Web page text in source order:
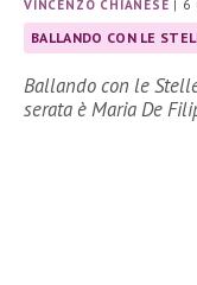
VINCENZO CHIANESE | 6
BALLANDO CON LE
Ballando con le
serata è Maria De